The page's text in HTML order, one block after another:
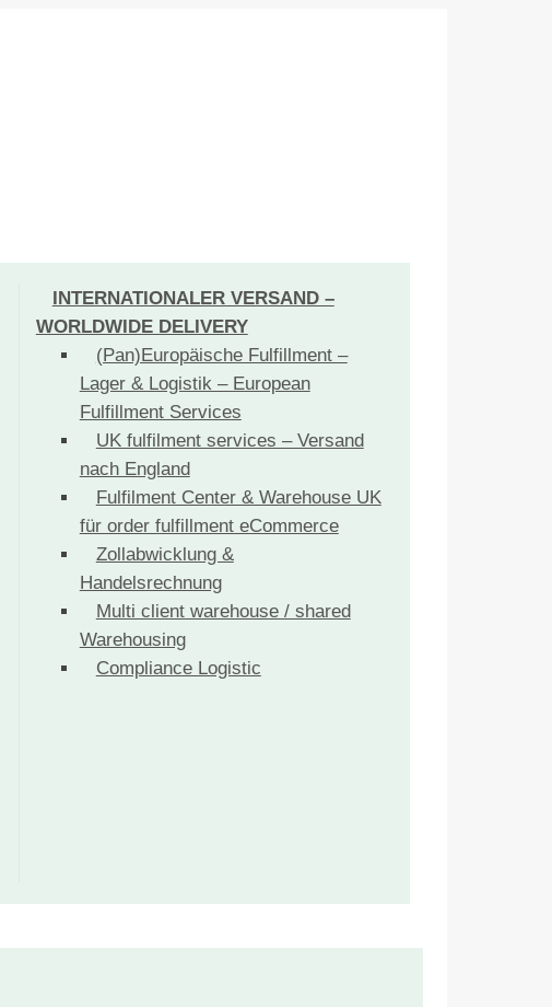
INTERNATIONALER VERSAND –
WORLDWIDE DELIVERY
(Pan)Europäische Fulfillment –
Lager & Logistik – European
Fulfillment Services
UK fulfilment services – Versand
nach England
Fulfilment Center & Warehouse UK
für order fulfillment eCommerce
Zollabwicklung &
Handelsrechnung
Multi client warehouse / shared
Warehousing
Compliance Logistic